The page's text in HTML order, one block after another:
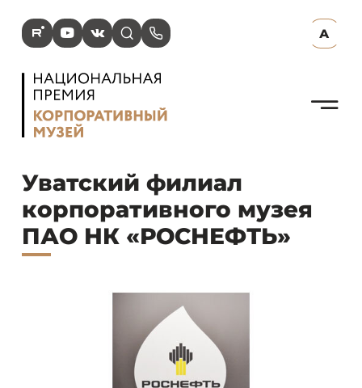
R Y V s p А
N
Уватский филиал
корпоративного музея
ПАО НК «РОСНЕФТЬ»